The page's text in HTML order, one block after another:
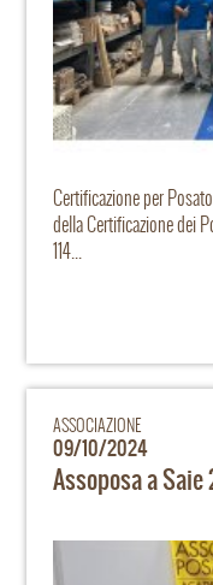
Certificazione per
della Certificazione dei
114...
ASSOCIAZIONE
09/10/2024
Assoposa a